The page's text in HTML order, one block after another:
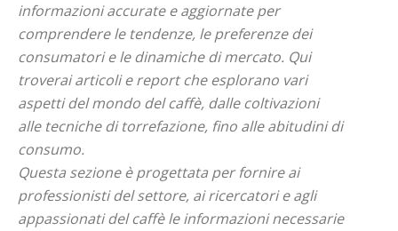
informazioni accurate e aggiornate per
comprendere le tendenze, le preferenze dei
consumatori e le dinamiche di mercato. Qui
troverai articoli e report che esplorano vari
aspetti del mondo del caffè, dalle coltivazioni
alle tecniche di torrefazione, fino alle abitudini di
consumo.
Questa sezione è progettata per fornire ai
professionisti del settore, ai ricercatori e agli
appassionati del caffè le informazioni necessarie